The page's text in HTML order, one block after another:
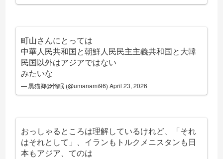
町山さんにとっては
中華人民共和国と朝鮮人民民主主義共和国と大韓
民国以外はアジアではない
みたいな
— 黒猫卿@惰眠 (@umanami96)April 23, 2026
おっしゃるところは理解しているけれど、「それ
はそれとして」、イランもトルクメニスタンも日
本もアジア、てのは